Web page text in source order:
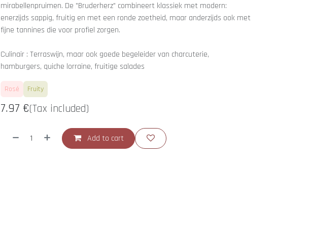
mirabellenpruimen. De "Bruderherz" combineert klassiek met modern:
enerzijds sappig, fruitig en met een ronde zoetheid, maar anderzijds ook met
fijne tannines die voor profiel zorgen.
Culinair : Terraswijn, maar ook goede begeleider van charcuterie,
hamburgers, quiche lorraine, fruitige salades
Rosé Fruity
7.97 €(Tax included)
Add to cart